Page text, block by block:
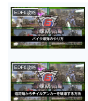
EDF6攻略
EDF6攻略